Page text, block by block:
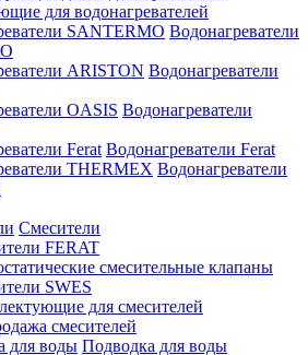
для водонагревателей
Водонагреватели
Водонагреватели
Водонагреватели
Водонагреватели Ferat
Водонагреватели
Смесители
FERAT
смесительные клапаны
SWES
для смесителей
смесителей
Подводка для воды